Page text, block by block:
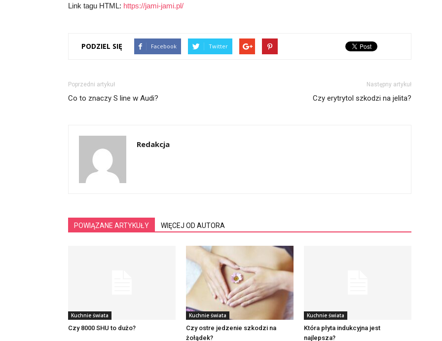
Link tagu HTML: https://jami-jami.pl/
PODZIEL SIĘ Facebook Twitter
Poprzedni artykuł
Co to znaczy S line w Audi?
Następny artykuł
Czy erytrytol szkodzi na jelita?
Redakcja
POWIĄZANE ARTYKUŁY WIĘCEJ OD AUTORA
Kuchnie świata
Czy 8000 SHU to dużo?
Kuchnie świata
Czy ostre jedzenie szkodzi na
żołądek?
Kuchnie świata
Która płyta indukcyjna jest
najlepsza?